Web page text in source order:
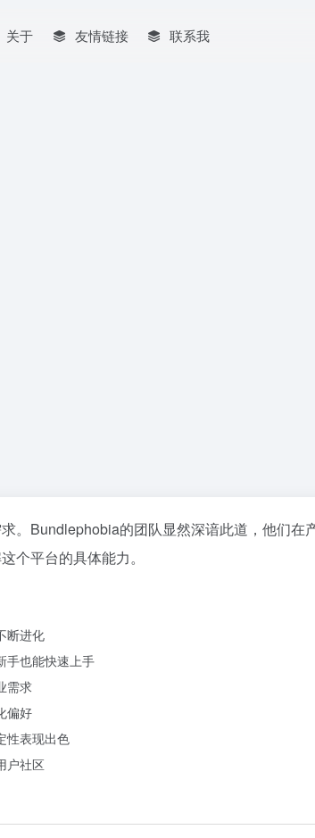
关于 友情链接 联系我
。Bundlephobia的团队显然深谙此道，他们
个平台的具体能力。
断进化
手也能快速上手
需求
偏好
性表现出色
户社区